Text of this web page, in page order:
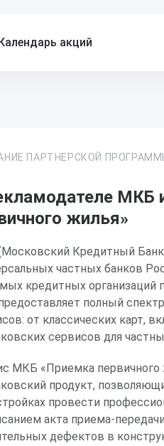
акций
ПАРТНЕРСКОЙ
МКБ
жилья»
Кредитный
частных банков
кредитных организаций
полный
от классических карт,
сервисов для
МКБ «Приемка первичного
продукт,
провести
акта приема-
дефектов в